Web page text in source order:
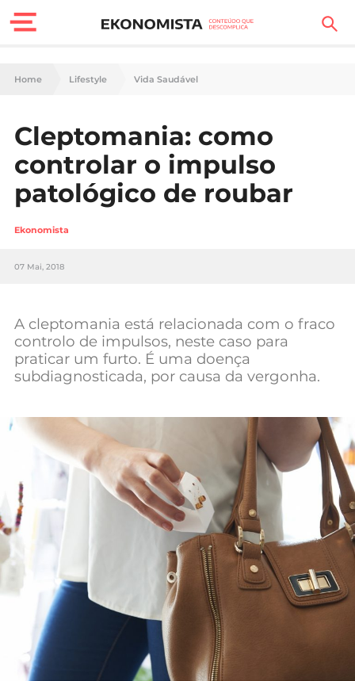
Finanças Pessoais
Carreira
Casa
Lifestyle
Sociedade
Negócios
Mundial 2026
Home Lifestyle Vida Saudável
Cleptomania: como
controlar o impulso
patológico de roubar
Ekonomista
07 Mai, 2018
A cleptomania está relacionada com o fraco
controlo de impulsos, neste caso para
praticar um furto. É uma doença
subdiagnosticada, por causa da vergonha.